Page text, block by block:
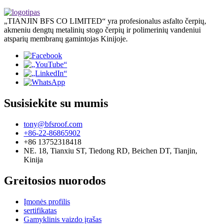
„TIANJIN BFS CO LIMITED“ yra profesionalus asfalto čerpių,
akmeniu dengtų metalinių stogo čerpių ir polimerinių vandeniui
atsparių membranų gamintojas Kinijoje.
Susisiekite su mumis
tony@bfsroof.com
+86-22-86865902
+86 13752318418
NE. 18, Tianxiu ST, Tiedong RD, Beichen DT, Tianjin,
Kinija
Greitosios nuorodos
Įmonės profilis
sertifikatas
Gamyklinis vaizdo įrašas